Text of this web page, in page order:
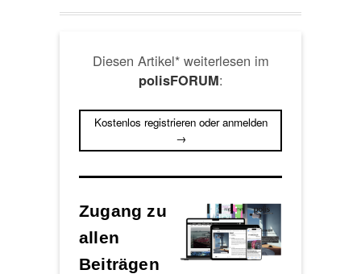
Diesen Artikel* weiterlesen im
polisFORUM:
Kostenlos registrieren oder anmelden
→
Zugang zu
allen
Beiträgen